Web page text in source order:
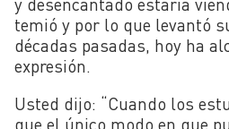
temió y por lo que levantó
décadas pasadas, hoy ha
expresión.
Usted dijo: “Cuando los
que el único modo en que